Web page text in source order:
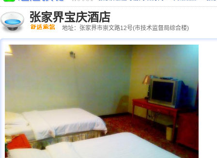
张家界宝庆酒店
地址：张家界市崇文路12号(市技术监督局综合楼)